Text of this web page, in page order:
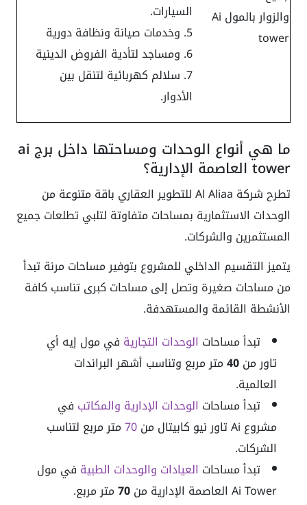
والزوار بالمول Ai
tower
السيارات.
وخدمات صيانة ونظافة دورية
ومساجد لتأدية الفروض الدينية
سلالم كهربائية لتنقل بين
الأدوار.
ما هي أنواع الوحدات ومساحتها داخل برج ai
tower العاصمة الإدارية؟
تطرح شركة Al Aliaa للتطوير العقاري باقة متنوعة من
الوحدات الاستثمارية بمساحات متفاوتة لتلبي تطلعات جميع
المستثمرين والشركات.
يتميز التقسيم الداخلي للمشروع بتوفير مساحات مرنة تبدأ
من مساحات صغيرة وتصل إلى مساحات كبرى تناسب كافة
الأنشطة القائمة والمستهدفة.
تبدأ مساحات الوحدات التجارية في مول إيه أي
تاور من40متر مربع وتناسب أشهر البراندات
العالمية.
تبدأ مساحات الوحدات الإدارية والمكاتب في
مشروع Ai تاور نيو كابيتال من
70متر مربع لتناسب
الشركات.
تبدأ مساحات العيادات والوحدات الطبية في مول
Ai Tower العاصمة الإدارية من
70متر مربع.